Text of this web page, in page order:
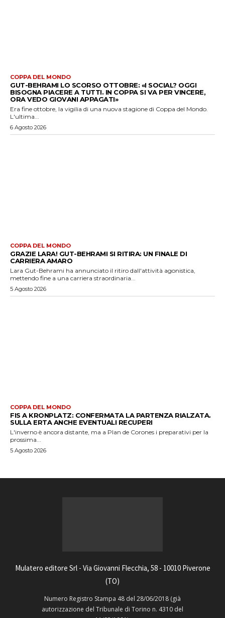
COPPA DEL MONDO
GUT-BEHRAMI LO SCORSO OTTOBRE: «I SOCIAL? OGGI
BISOGNA PIACERE A TUTTI. IN COPPA SI VA PER VINCERE,
ORA VEDO GIOVANI APPAGATI»
Era fine ottobre, la vigilia di una nuova stagione di Coppa del Mondo.
L'ultima...
6 Agosto 2026
COPPA DEL MONDO
GRAZIE LARA! GUT-BEHRAMI SI RITIRA: UN FINALE DI
CARRIERA AMARO
Lara Gut-Behrami ha annunciato il ritiro dall'attività agonistica,
mettendo fine a una carriera straordinaria...
5 Agosto 2026
COPPA DEL MONDO
FIS A KRONPLATZ: CONFERMATA LA PARTENZA RIALZATA.
SULLA ERTA ANCHE EVENTUALI RECUPERI
L'inverno è ancora distante, ma a Plan de Corones i preparativi per la
prossima...
5 Agosto 2026
Mulatero editore Srl - Via Giovanni Flecchia, 58 - 10010 Piverone
(TO)
Numero Registro Stampa 48 del 28/06/2018 (già
autorizzazione del Tribunale di Torino n. 4310 del